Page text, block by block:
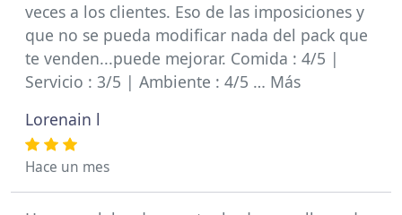
veces a los clientes. Eso de las imposiciones y
que no se pueda modificar nada del pack que
te venden...puede mejorar. Comida : 4/5 |
Servicio : 3/5 | Ambiente : 4/5 … Más
Lorenain l
Hace un mes